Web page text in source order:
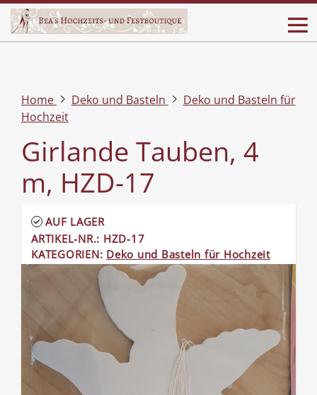
Home Deko und Basteln
Deko und Basteln für
Hochzeit
Girlande Tauben, 4
m, HZD-17
AUF LAGER
ARTIKEL-NR.: HZD-17
KATEGORIEN: Deko und Basteln für Hochzeit